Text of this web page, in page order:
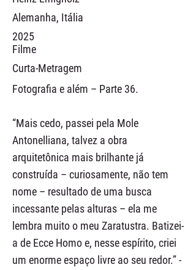
Alemanha, Itália
2025
Filme
Curta-Metragem
Fotografia e além – Parte 36.
“Mais cedo, passei pela Mole
Antonelliana, talvez a obra
arquitetônica mais brilhante já
construída – curiosamente, não tem
nome – resultado de uma busca
incessante pelas alturas – ela me
lembra muito o meu Zaratustra. Batizei-
a de Ecce Homo e, nesse espírito, criei
um enorme espaço livre ao seu redor.” -